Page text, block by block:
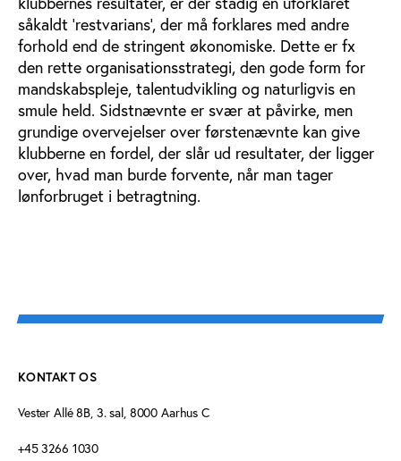
såkaldt ’restvarians’, der må forklares med andre
forhold end de stringent økonomiske. Dette er fx
den rette organisationsstrategi, den gode form for
mandskabspleje, talentudvikling og naturligvis en
smule held. Sidstnævnte er svær at påvirke, men
grundige overvejelser over førstenævnte kan give
klubberne en fordel, der slår ud resultater, der ligger
over, hvad man burde forvente, når man tager
lønforbruget i betragtning.
KONTAKT OS
Vester Allé 8B, 3. sal, 8000 Aarhus C
+45 3266 1030